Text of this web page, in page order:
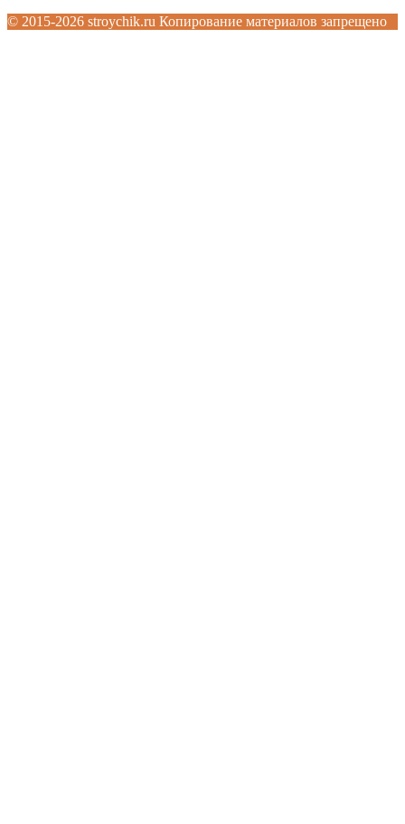
© 2015-2026 stroychik.ru Копирование материалов запрещено